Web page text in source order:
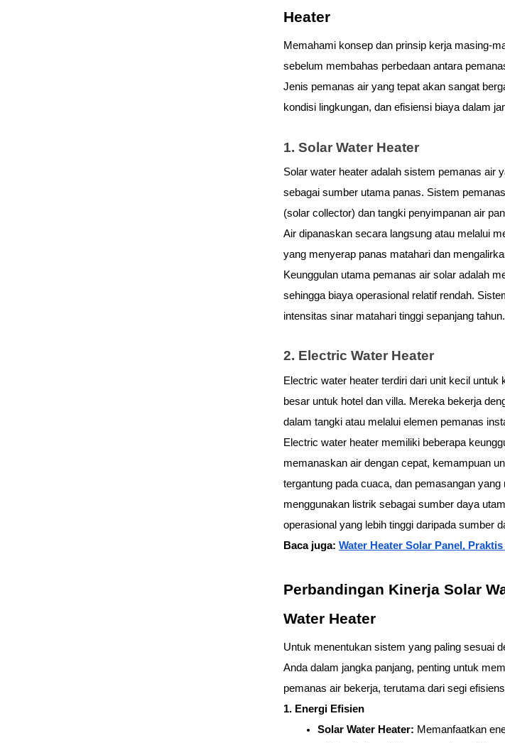
Heater
Memahami konsep dan prinsip kerja masing-
sebelum membahas perbedaan antara
Jenis pemanas air yang tepat akan sangat
kondisi lingkungan, dan efisiensi biaya dalam
1. Solar Water Heater
Solar water heater adalah sistem pemanas air
sebagai sumber utama panas. Sistem
(solar collector) dan tangki penyimpanan air
Air dipanaskan secara langsung atau melalui
yang menyerap panas matahari dan
Keunggulan utama pemanas air solar adalah
sehingga biaya operasional relatif rendah.
intensitas sinar matahari tinggi sepanjang tahun.
2. Electric Water Heater
Electric water heater terdiri dari unit kecil untuk
besar untuk hotel dan villa. Mereka bekerja
dalam tangki atau melalui elemen pemanas
Electric water heater memiliki beberapa
memanaskan air dengan cepat, kemampuan
tergantung pada cuaca, dan pemasangan yang
menggunakan listrik sebagai sumber daya
operasional yang lebih tinggi daripada sumber
Baca juga: Water Heater Solar Panel,
Perbandingan Kinerja Solar
Water Heater
Untuk menentukan sistem yang paling sesuai
Anda dalam jangka panjang, penting untuk
pemanas air bekerja, terutama dari segi
1. Energi Efisien
Solar Water Heater: Memanfaatkan